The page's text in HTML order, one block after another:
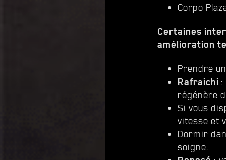
Corpo
Certaines
amélioration
Prendre
Rafraichi :
régénère
Si vous
vitesse et
Dormir
soigne.